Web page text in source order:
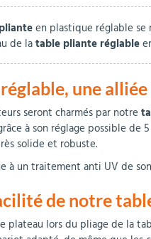
en plastique réglable se
de latable pliante réglable
, une
seront charmés par notre
à son réglage possible
solide et robuste.
à un traitement anti UV de
de notre
plateau lors du pliage de la